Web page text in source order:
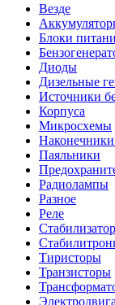
Везде
Блоки
Диоды
Дизельные
Источники
Корпуса
Микросхемы
Паяльники
Радиолампы
Разное
Реле
Тиристоры
Транзисторы